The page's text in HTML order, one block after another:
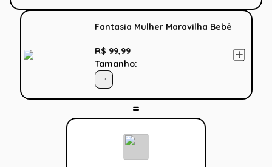
Fantasia Mulher Maravilha Bebê
R$ 99,99
Tamanho:
P